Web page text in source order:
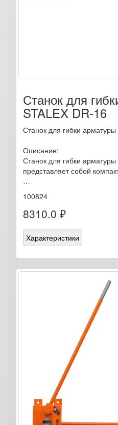
Станок для
STALEX DR-16
Станок для гибки
Описание:
Станок для гибки
представляет собой
…
100824
8310.0 ₽
Характеристики